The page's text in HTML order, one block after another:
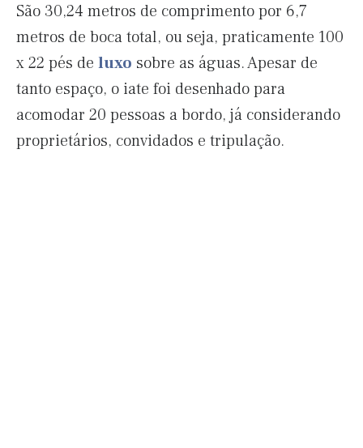
São 30,24 metros de comprimento por 6,7
metros de boca total, ou seja, praticamente 100
x 22 pés de luxo sobre as águas. Apesar de
tanto espaço, o iate foi desenhado para
acomodar 20 pessoas a bordo, já considerando
proprietários, convidados e tripulação.